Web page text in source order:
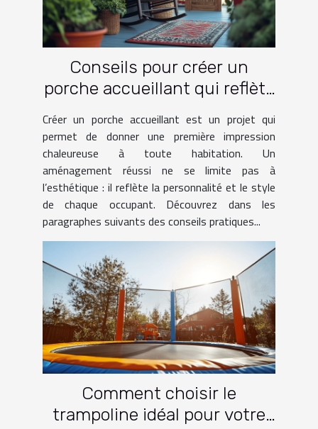
Conseils pour créer un
porche accueillant qui reflète
Créer un porche accueillant est un projet qui
permet de donner une première impression
chaleureuse à toute habitation. Un
aménagement réussi ne se limite pas à
l’esthétique : il reflète la personnalité et le style
de chaque occupant. Découvrez dans les
paragraphes suivants des conseils pratiques...
Comment choisir le
trampoline idéal pour votre